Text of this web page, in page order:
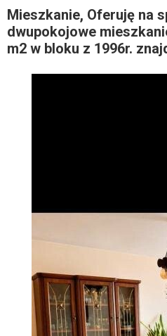
Mieszkanie, Oferuję na
dwupokojowe
m2 w bloku z 1996r.